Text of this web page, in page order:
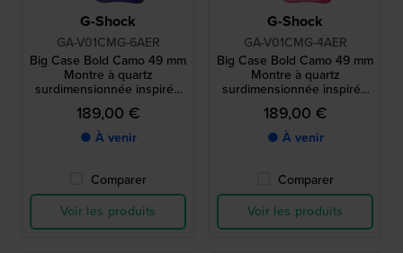
G-Shock
GA-V01CMG-6AER
Big Case Bold Camo 49 mm
Montre à quartz
surdimensionnée inspirée
des années 90, avec
aiguilles magnétiques à
déclenchement par choc.
189,00 €
● À venir
Comparer
Voir les produits
G-Shock
GA-V01CMG-4AER
Big Case Bold Camo 49 mm
Montre à quartz
surdimensionnée inspirée
des années 90, avec
aiguilles magnétiques à
déclenchement par choc.
189,00 €
● À venir
Comparer
Voir les produits